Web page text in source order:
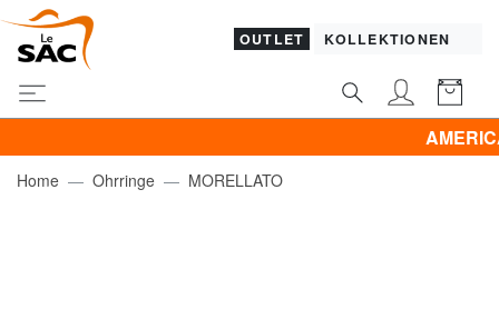
OUTLET KOLLEKTIONEN
AMERICAN
Home Ohrringe MORELLATO